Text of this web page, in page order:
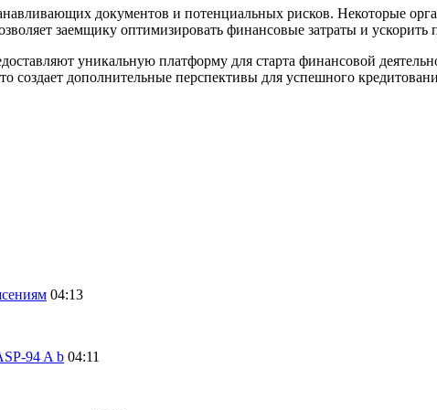
документов и потенциальных рисков. Некоторые
заемщику оптимизировать финансовые затраты и ускорить
уникальную платформу для старта финансовой
создает дополнительные перспективы для успешного
04:13
94 A b 04:11